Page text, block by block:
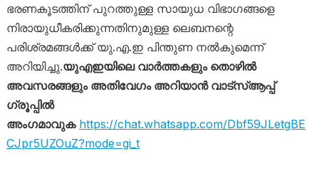
ഭരണകൂടത്തിന് പുറത്തുള്ള സായുധ വിഭാഗങ്ങളെ
നിരായുധീകരിക്കുന്നതിനുമുള്ള ലെബനന്റെ
പരിശ്രമങ്ങൾക്ക് യു.എ.ഇ പിന്തുണ നൽകുമെന്ന്
അറിയിച്ചു.യുഎഇയിലെ വാർത്തകളും തൊഴിൽ
അവസരങ്ങളും അതിവേഗം അറിയാൻ വാട്സ്ആപ്പ്
ഗ്രൂപ്പിൽ
അംഗമാവുക https://chat.whatsapp.com/Dbf59JLetgBE
CJpr5UZOuZ?mode=gi_t